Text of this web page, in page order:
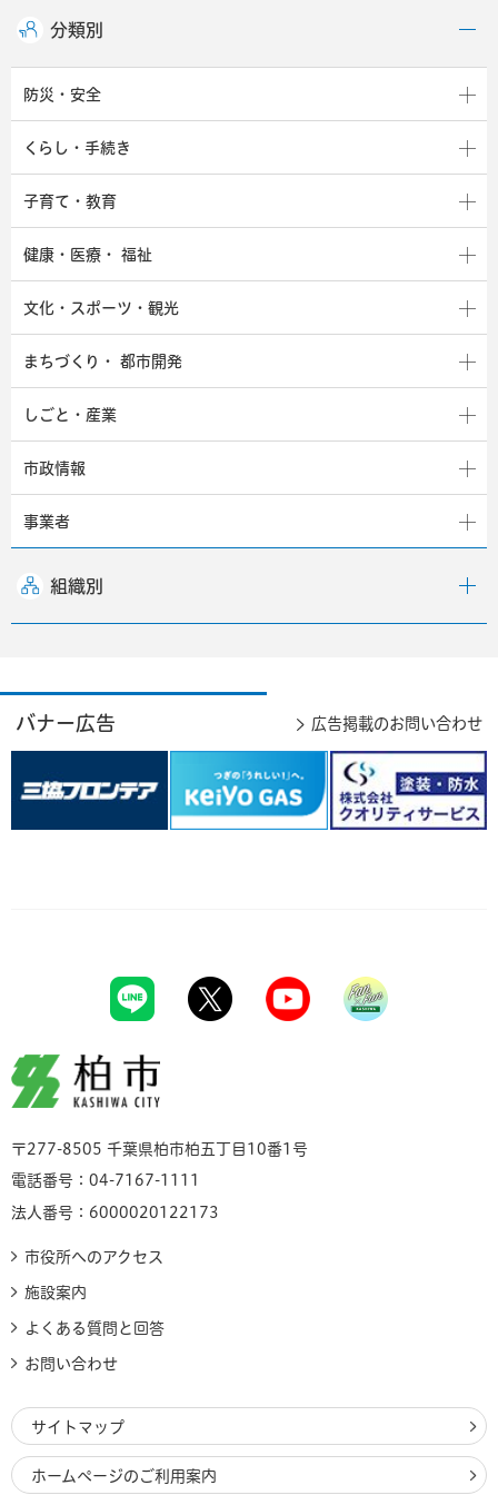
分類別
防災・安全
くらし・手続き
子育て・教育
健康・医療・ 福祉
文化・スポーツ・観光
まちづくり・ 都市開発
しごと・産業
市政情報
事業者
組織別
バナー広告 広告掲載のお問い合わせ
柏市
〒277-8505 千葉県柏市柏五丁目10番1号
電話番号：04-7167-1111
法人番号：6000020122173
市役所へのアクセス
施設案内
よくある質問と回答
お問い合わせ
サイトマップ
ホームページのご利用案内